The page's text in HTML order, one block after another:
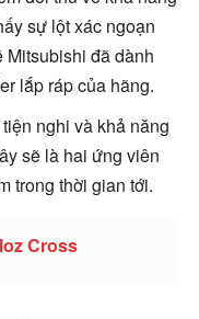
sự lột xác ngoạn
Mitsubishi đã dành
lắp ráp của hãng.
nghi và khả năng
sẽ là hai ứng viên
trong thời gian tới.
Cross